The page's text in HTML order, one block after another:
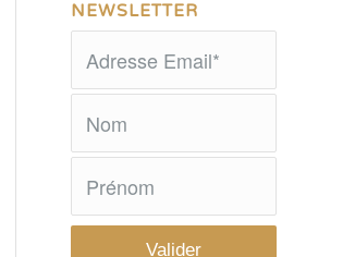
NEWSLETTER